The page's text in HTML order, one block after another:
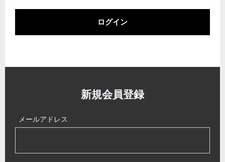
ログイン
新規会員登録
メールアドレス